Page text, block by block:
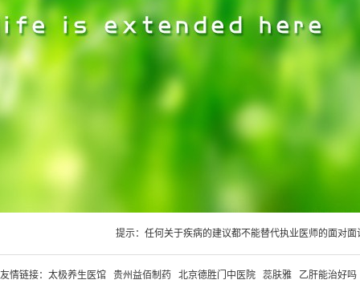
提示：任何关于疾病的建议都不能替代执业医师的面对
友情链接： 太极养生医馆 贵州益佰制药 北京德胜门中医院 蕊肤雅 乙肝能治好吗